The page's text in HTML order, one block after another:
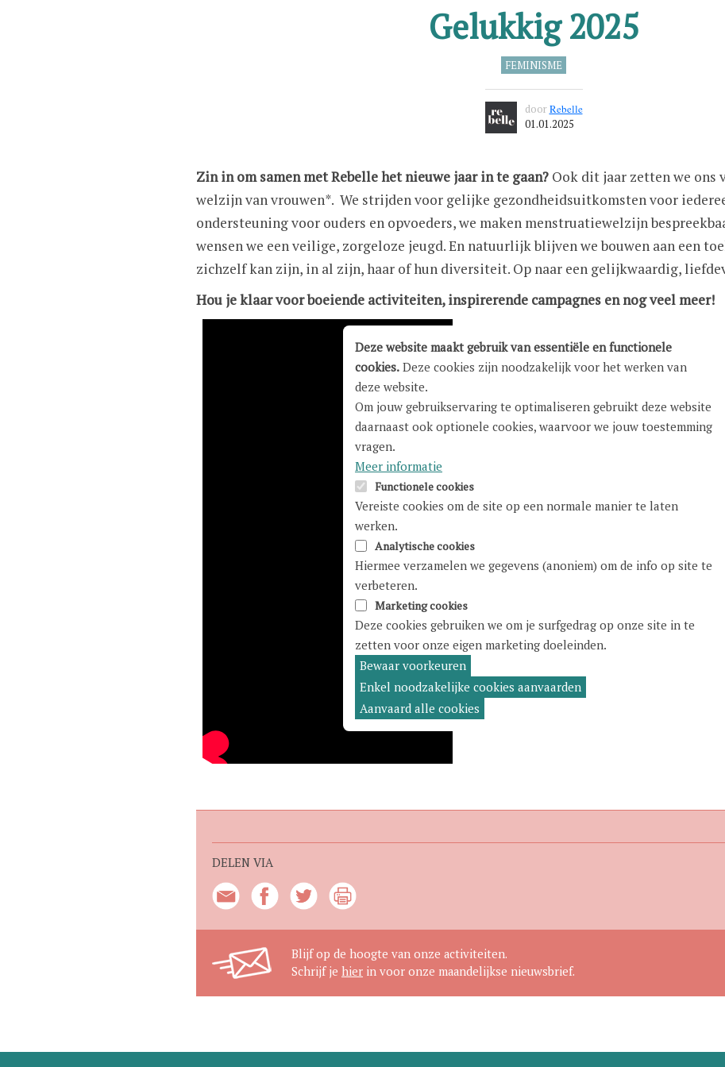
Gelukkig 2025
FEMINISME
doorRebelle
01.01.2025
Zin in om samen met Rebelle het nieuwe jaar in te gaan? Ook dit jaar zetten we ons
welzijn van vrouwen*. We strijden voor gelijke gezondheidsuitkomsten voor
ondersteuning voor ouders en opvoeders, we maken menstruatiewelzijn
wensen we een veilige, zorgeloze jeugd. En natuurlijk blijven we bouwen aan een
zichzelf kan zijn, in al zijn, haar of hun diversiteit. Op naar een gelijkwaardig,
Hou je klaar voor boeiende activiteiten, inspirerende campagnes en nog veel meer!
DELEN VIA
Blijf op de hoogte van onze activiteiten.
Schrijf je hier in voor onze maandelijkse nieuwsbrief.
Deze website maakt gebruik van essentiële en functionele
cookies. Deze cookies zijn noodzakelijk voor het werken van
deze website.
Om jouw gebruikservaring te optimaliseren gebruikt deze website
daarnaast ook optionele cookies, waarvoor we jouw toestemming
vragen.
Meer informatie
Functionele cookies
Vereiste cookies om de site op een normale manier te laten
werken.
Analytische cookies
Hiermee verzamelen we gegevens (anoniem) om de info op site te
verbeteren.
Marketing cookies
Deze cookies gebruiken we om je surfgedrag op onze site in te
zetten voor onze eigen marketing doeleinden.
Bewaar voorkeuren
Enkel noodzakelijke cookies aanvaarden
Aanvaard alle cookies
Toestemming
intrekken